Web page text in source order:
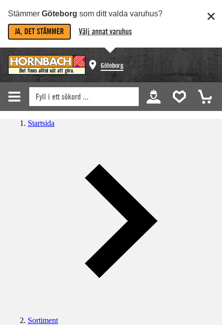
Stämmer Göteborg som ditt valda varuhus?
JA, DET STÄMMER Välj annat varuhus
Göteborg
Startsida
Sortiment